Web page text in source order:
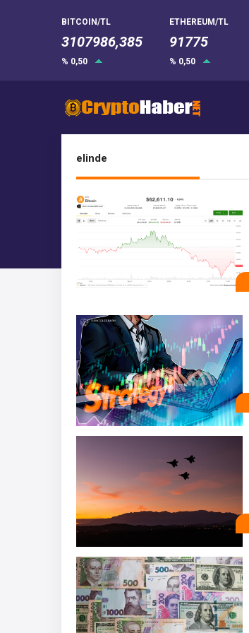
BITCOIN/TL
3107986,385
% 0,50
ETHEREUM/TL
91775
% 0,50
elinde